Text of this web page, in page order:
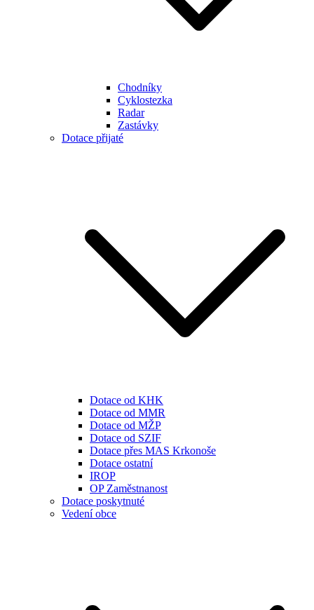
Chodníky
Cyklostezka
Radar
Zastávky
Dotace přijaté
Dotace od KHK
Dotace od MMR
Dotace od MŽP
Dotace od SZIF
Dotace přes MAS Krkonoše
Dotace ostatní
IROP
OP Zaměstnanost
Dotace poskytnuté
Vedení obce